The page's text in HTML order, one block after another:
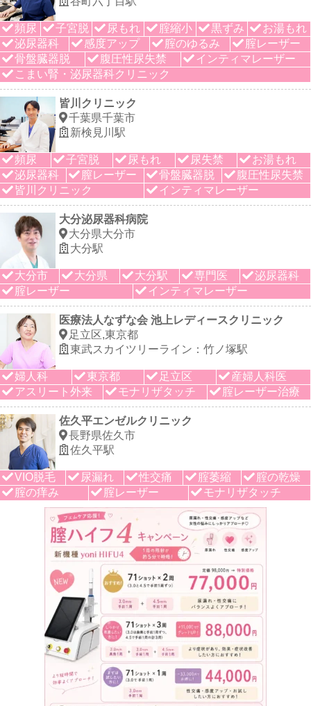
頻尿 子宮脱 尿もれ 腟縮小 黒ずみ
お湯もれ
泌尿器科
感度アップ 腟のゆるみ
腟レーザー
骨盤臓器脱
腹圧性尿失禁
インティマレーザー
こまい腎・泌尿器科クリニック
皆川クリニック
千葉県千葉市
新検見川駅
頻尿 子宮脱 尿もれ 尿失禁
お湯もれ
泌尿器科
膣レーザー 骨盤臓器脱
腹圧性尿失禁
皆川クリニック
インティマレーザー
大分泌尿器科病院
大分県大分市
大分駅
大分市 大分県 大分駅 専門医
泌尿器科
腟レーザー
インティマレーザー
医療法人なずな会 池上レディースクリニック
足立区,東京都
東武スカイツリーライン：竹ノ塚駅
婦人科 東京都 足立区
産婦人科医
アスリート外来
モナリザタッチ 腟レーザー治療
佐久平エンゼルクリニック
長野県佐久市
佐久平駅
VIO脱毛 尿漏れ 性交痛 腟萎縮
腟の乾燥
腟の痒み
腟レーザー モナリザタッチ